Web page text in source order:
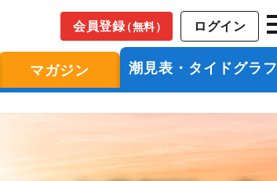
会員登録（無料） ログイン
マガジン 潮見表・タイドグラフ